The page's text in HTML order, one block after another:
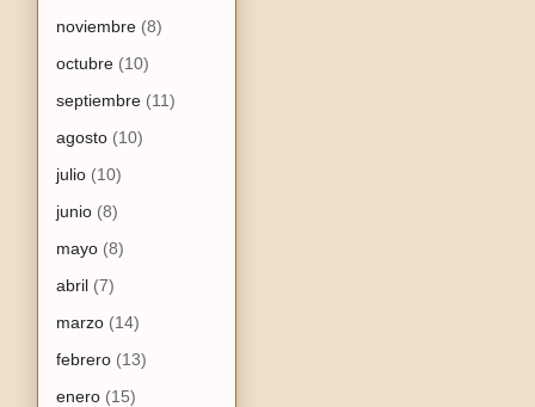
noviembre (8)
octubre (10)
septiembre (11)
agosto (10)
julio (10)
junio (8)
mayo (8)
abril (7)
marzo (14)
febrero (13)
enero (15)